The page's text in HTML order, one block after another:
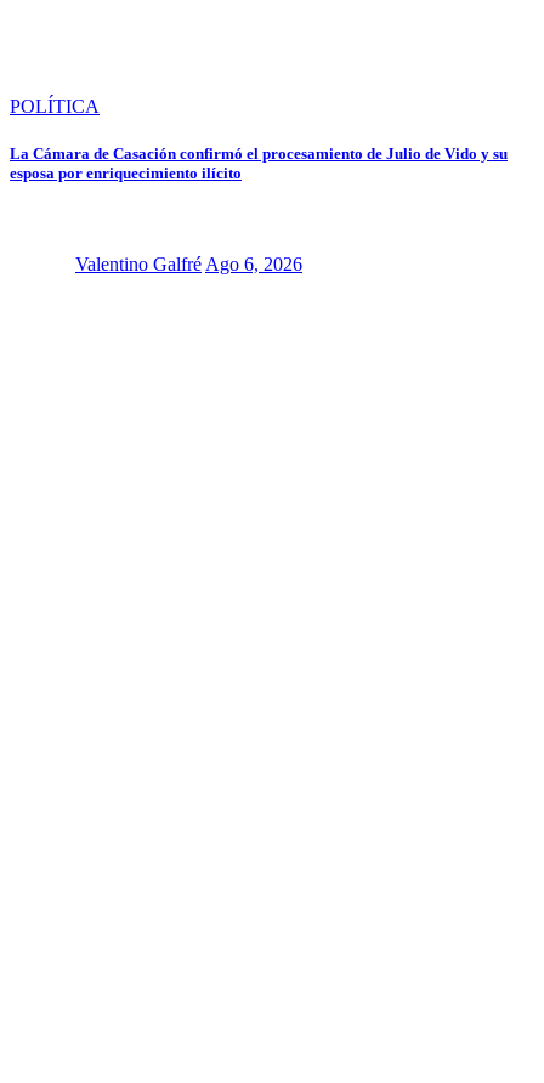
POLÍTICA
La Cámara de Casación confirmó el procesamiento de Julio de Vido y su
esposa por enriquecimiento ilícito
Valentino GalfréAgo 6, 2026